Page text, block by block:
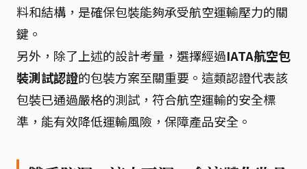
料和結構，是確保包裝能夠承受航空運輸壓力的關
鍵。
另外，除了上述的設計考量，選擇經過IATA航空包
裝測試認證的包裝方案至關重要。這類認證代表該
包裝已通過嚴格的測試，符合航空運輸的安全標
準，能有效降低運輸風險，保障產品安全。